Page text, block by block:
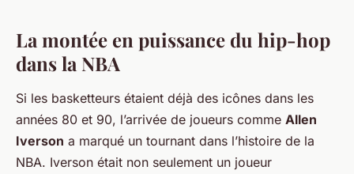
La montée en puissance du hip-hop
dans la NBA
Si les basketteurs étaient déjà des icônes dans les
années 80 et 90, l’arrivée de joueurs comme Allen
Iverson a marqué un tournant dans l’histoire de la
NBA. Iverson était non seulement un joueur